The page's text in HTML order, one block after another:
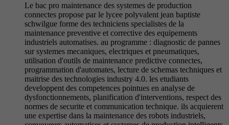
Le bac pro maintenance des systemes de production
connectes propose par le lycee polyvalent jean baptiste
schwilgue forme des techniciens specialistes de la
maintenance preventive et corrective des equipements
industriels automatises. au programme : diagnostic de pannes
sur systemes mecaniques, electriques et pneumatiques,
utilisation d'outils de maintenance predictive connectes,
programmation d'automates, lecture de schemas techniques et
maitrise des technologies industry 4.0. les etudiants
developpent des competences pointues en analyse de
dysfonctionnements, planification d'interventions, respect des
normes de securite et communication technique. ils acquierent
une expertise dans la maintenance des robots industriels,